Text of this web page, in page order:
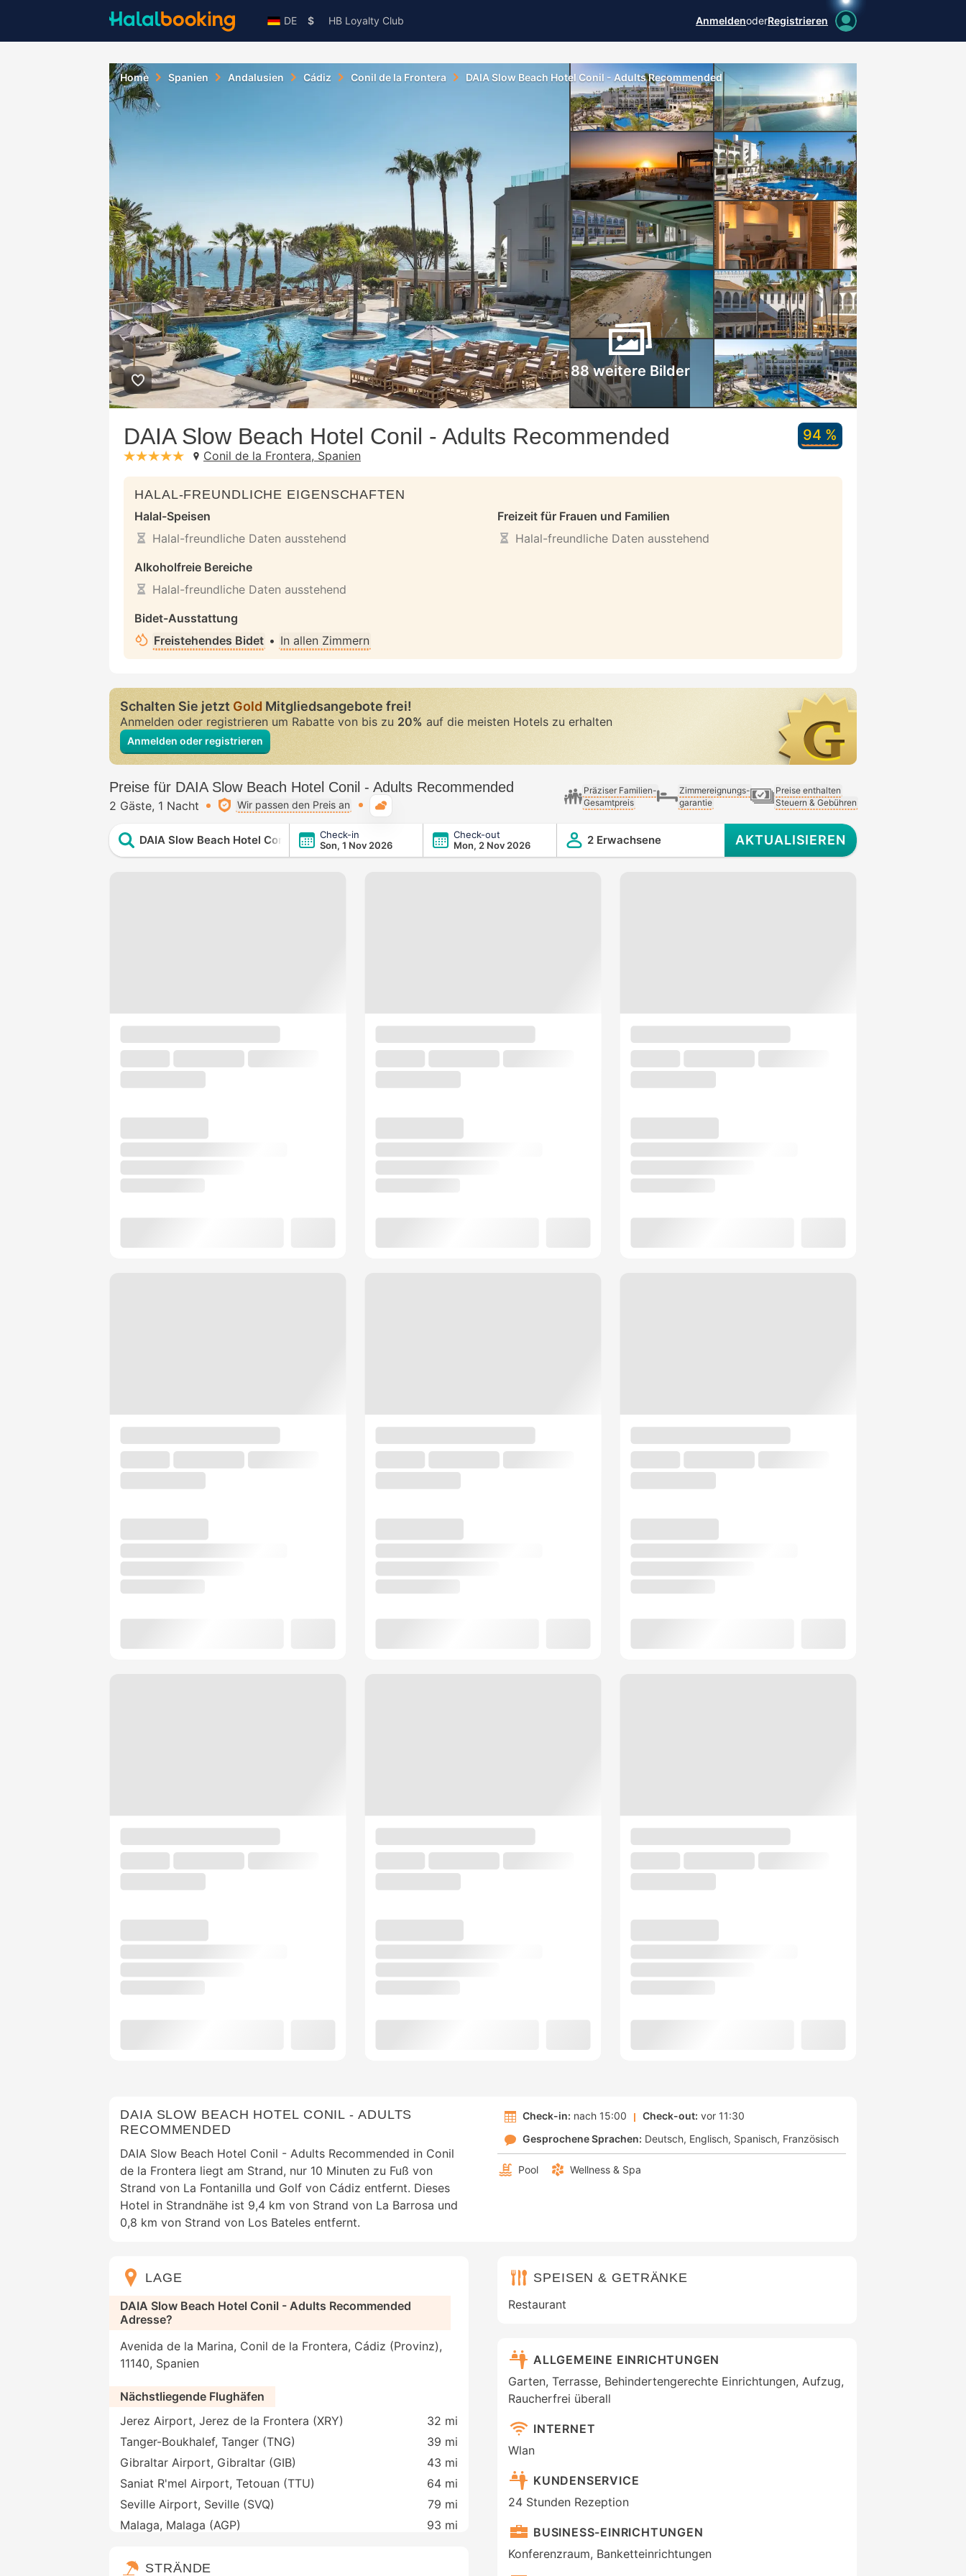
DE $ HB Loyalty Club AnmeldenoderRegistrieren
Home Spanien Andalusien Cádiz Conil de la Frontera DAIA Slow Beach Hotel Conil - Adults Recommended
88 weitere Bilder
DAIA Slow Beach Hotel Conil - Adults Recommended
stars: 5Conil de la Frontera, Spanien
94 %
HALAL-FREUNDLICHE EIGENSCHAFTEN
Halal-Speisen
Halal-freundliche Daten ausstehend
Alkoholfreie Bereiche
Halal-freundliche Daten ausstehend
Bidet-Ausstattung
Freistehendes Bidet • In allen Zimmern
Freizeit für Frauen und Familien
Halal-freundliche Daten ausstehend
Schalten Sie jetztGoldMitgliedsangebote frei!
Anmelden oder registrieren um Rabatte von bis zu 20%auf die meisten Hotels zu erhalten
Anmelden oder registrieren
Preise für DAIA Slow Beach Hotel Conil - Adults Recommended
2 Gäste 1 Nacht Wir passen den Preis an
Präziser Familien-
Gesamtpreis
Zimmereignungs-
garantie
Preise enthalten
Steuern & Gebühren
DAIA Slow Beach Hotel Conil - Adults Recommended
Check-in
Son, 1 Nov 2026
Check-out
Mon, 2 Nov 2026
2 Erwachsene AKTUALISIEREN
DAIA SLOW BEACH HOTEL CONIL - ADULTS
RECOMMENDED
DAIA Slow Beach Hotel Conil - Adults Recommended in Conil
de la Frontera liegt am Strand, nur 10 Minuten zu Fuß von
Strand von La Fontanilla und Golf von Cádiz entfernt. Dieses
Hotel in Strandnähe ist 9,4 km von Strand von La Barrosa und
0,8 km von Strand von Los Bateles entfernt.
Check-in: nach 15:00 Check-out: vor 11:30
Gesprochene Sprachen: Deutsch Englisch Spanisch Französisch
Pool Wellness & Spa
LAGE
DAIA Slow Beach Hotel Conil - Adults Recommended
Adresse?
Avenida de la Marina, Conil de la Frontera, Cádiz (Provinz),
11140, Spanien
Nächstliegende Flughäfen
Jerez Airport, Jerez de la Frontera (XRY)
32 mi
Tanger-Boukhalef, Tanger (TNG)
39 mi
Gibraltar Airport, Gibraltar (GIB)
43 mi
Saniat R'mel Airport, Tetouan (TTU)
64 mi
Seville Airport, Seville (SVQ)
79 mi
Malaga, Malaga (AGP)
93 mi
STRÄNDE
SPEISEN & GETRÄNKE
Restaurant
ALLGEMEINE EINRICHTUNGEN
Garten, Terrasse, Behindertengerechte Einrichtungen, Aufzug,
Raucherfrei überall
INTERNET
Wlan
KUNDENSERVICE
24 Stunden Rezeption
BUSINESS-EINRICHTUNGEN
Konferenzraum, Banketteinrichtungen